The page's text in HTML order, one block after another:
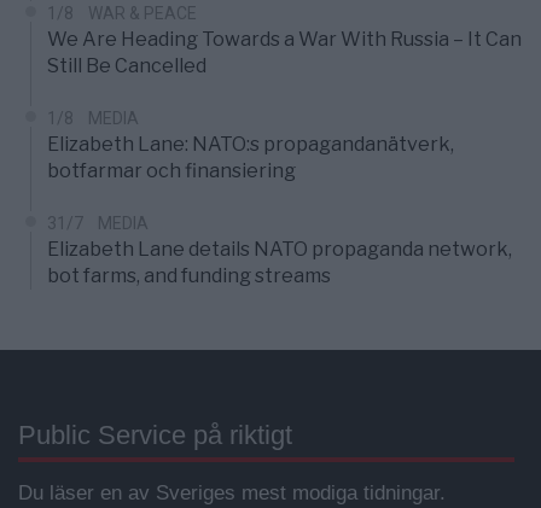
1/8 WAR & PEACE
We Are Heading Towards a War With Russia – It Can
Still Be Cancelled
1/8 MEDIA
Elizabeth Lane: NATO:s propagandanätverk,
botfarmar och finansiering
31/7 MEDIA
Elizabeth Lane details NATO propaganda network,
bot farms, and funding streams
Public Service på riktigt
Du läser en av Sveriges mest modiga tidningar.